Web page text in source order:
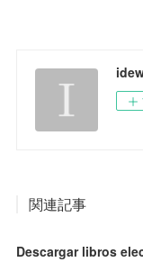
関連記事